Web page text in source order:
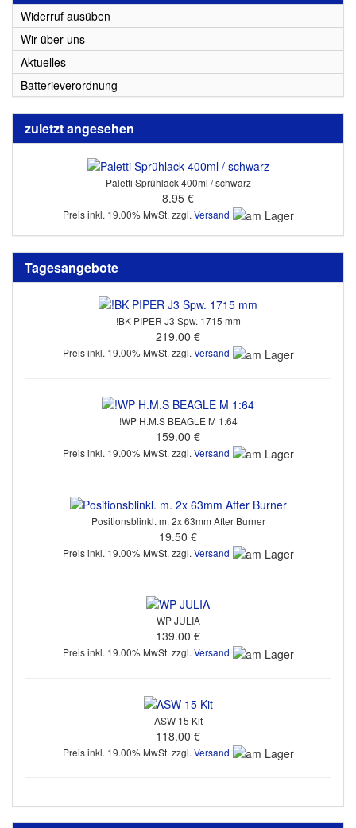
Widerruf ausüben
Wir über uns
Aktuelles
Batterieverordnung
zuletzt angesehen
Paletti Sprühlack 400ml / schwarz
8.95 €
Preis inkl. 19.00% MwSt. zzgl. Versand
Tagesangebote
!BK PIPER J3 Spw. 1715 mm
219.00 €
Preis inkl. 19.00% MwSt. zzgl. Versand
!WP H.M.S BEAGLE M 1:64
159.00 €
Preis inkl. 19.00% MwSt. zzgl. Versand
Positionsblinkl. m. 2x 63mm After Burner
19.50 €
Preis inkl. 19.00% MwSt. zzgl. Versand
WP JULIA
139.00 €
Preis inkl. 19.00% MwSt. zzgl. Versand
ASW 15 Kit
118.00 €
Preis inkl. 19.00% MwSt. zzgl. Versand